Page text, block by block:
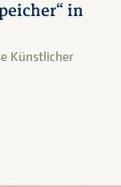
in
Künstlicher